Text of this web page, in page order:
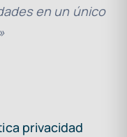
en un único
privacidad